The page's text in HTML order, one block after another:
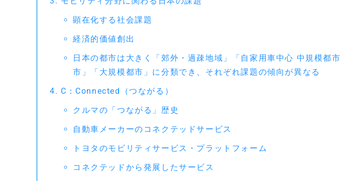
顕在化する社会課題
経済的価値創出
日本の都市は大きく「郊外・過疎地域」「自家用車中心 中規模都
市」「大規模都市」に分類でき、それぞれ課題の傾向が異なる
C：Connected（つながる）
クルマの「つながる」歴史
自動車メーカーのコネクテッドサービス
トヨタのモビリティサービス・プラットフォーム
コネクテッドから発展したサービス